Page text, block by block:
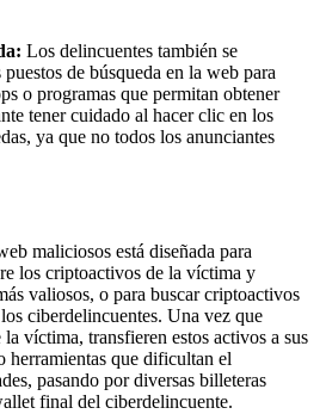
Los delincuentes también se
de búsqueda en la web para
o programas que permitan obtener
tener cuidado al hacer clic en los
ya que no todos los anunciantes
maliciosos está diseñada para
los criptoactivos de la víctima y
valiosos, o para buscar criptoactivos
ciberdelincuentes. Una vez que
víctima, transfieren estos activos a sus
herramientas que dificultan el
pasando por diversas billeteras
final del ciberdelincuente.